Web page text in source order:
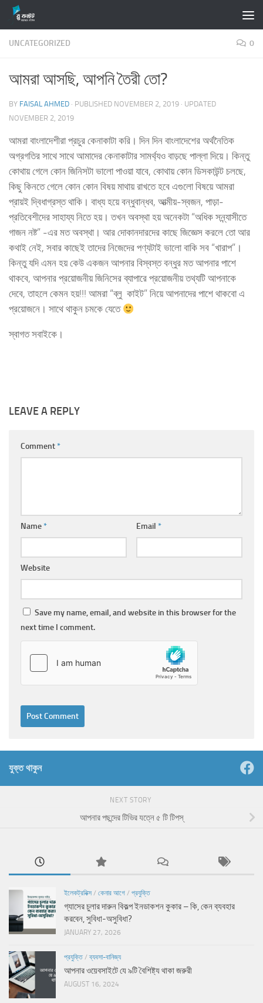
Skip to content
UNCATEGORIZED 0
আমরা আসছি, আপনি তৈরী তো?
BY FAISAL AHMED · PUBLISHED NOVEMBER 2, 2019 · UPDATED
NOVEMBER 2, 2019
আমরা বাংলাদেশীরা প্রচুর কেনাকাটা করি। দিন দিন বাংলাদেশের অর্থনৈতিক
অগ্রগতির সাথে সাথে আমাদের কেনাকাটার সামর্থ্যও বাড়ছে পাল্লা দিয়ে। কিন্তু
কোথায় গেলে কোন জিনিসটা ভালো পাওয়া যাবে, কোথায় কোন ডিসকাউন্ট চলছে,
কিছু কিনতে গেলে কোন কোন বিষয় মাথায় রাখতে হবে এগুলো বিষয়ে আমরা
প্রায়ই দ্বিধাগ্রস্ত থাকি। বাধ্য হয়ে বন্ধুবান্ধব, আত্মীয়-স্বজন, পাড়া-
প্রতিবেশীদের সাহায্য নিতে হয়। তখন অবস্থা হয় অনেকটা “অধিক সন্ন্যাসীতে
গাজন নষ্ট” -এর মত অবস্থা। আর দোকানদারদের কাছে জিজ্ঞেস করলে তো আর
কথাই নেই, সবার কাছেই তাদের নিজেদের পণ্যটাই ভালো বাকি সব “খারাপ”।
কিন্তু যদি এমন হয় কেউ একজন আপনার বিস্বস্ত বন্ধুর মত আপনার পাশে
থাকবে, আপনার প্রয়োজনীয় জিনিসের ব্যাপারে প্রয়োজনীয় তথ্যটি আপনাকে
দেবে, তাহলে কেমন হয়!!! আমরা “ব্লু কাইট” নিয়ে আপনাদের পাশে থাকবো এ
প্রয়োজনে। সাথে থাকুন চমকে যেতে
স্বাগত সবাইকে।
LEAVE A REPLY
Comment*
Name* Email *
Website
Save my name, email, and website in this browser for the
next time I comment.
যুক্ত থাকুন
NEXT STORY
আপনার পছন্দের টিভির যত্নে ৫ টি টিপস্
ইলেকট্রনিক্স / কেনার আগে / প্রযুক্তি
গ্যাসের চুলার দারুন বিকল্প ইনডাকশন কুকার – কি, কেন ব্যবহার
করবেন, সুবিধা-অসুবিধা?
JANUARY 27, 2026
প্রযুক্তি /ব্যবসা-বানিজ্য
আপনার ওয়েবসাইটে যে ৯টি বৈশিষ্ট্য থাকা জরুরী
AUGUST 16, 2024